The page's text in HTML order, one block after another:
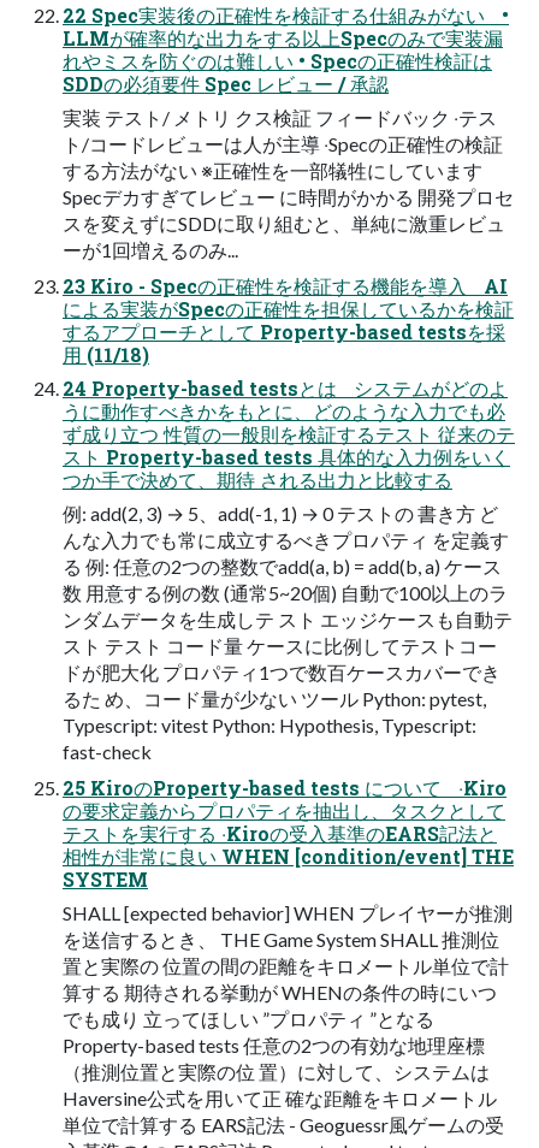
22 Spec実装後の正確性を検証する仕組みがない •
LLMが確率的な出⼒をする以上Specのみで実装漏
れやミスを防ぐのは難しい • Specの正確性検証は
SDDの必須要件 Spec レビュー / 承認
実装 テスト/ メトリ クス検証 フィードバック ‧テス
ト/コードレビューは⼈が主導 ‧Specの正確性の検証
する⽅法がない ※正確性を⼀部犠牲にしています
Specデカすぎてレビュー に時間がかかる 開発プロセ
スを変えずにSDDに取り組むと、単純に激重レビュ
ーが1回増えるのみ...
23 Kiro - Specの正確性を検証する機能を導入 AI
による実装がSpecの正確性を担保しているかを検証
するアプローチとして Property-based testsを採
⽤ (11/18)
24 Property-based testsとは システムがどのよ
うに動作すべきかをもとに、どのような⼊⼒でも必
ず成り⽴つ 性質の⼀般則を検証するテスト 従来のテ
スト Property-based tests 具体的な⼊⼒例をいく
つか⼿で決めて、期待 される出⼒と⽐較する
例: add(2, 3) → 5、add(-1, 1) → 0 テストの 書き⽅ ど
んな⼊⼒でも常に成⽴するべきプロパティ を定義す
る 例: 任意の2つの整数でadd(a, b) = add(b, a) ケース
数 ⽤意する例の数 (通常5~20個) ⾃動で100以上のラ
ンダムデータを⽣成しテ スト エッジケースも⾃動テ
スト テスト コード量 ケースに⽐例してテストコー
ドが肥⼤化 プロパティ1つで数百ケースカバーでき
るた め、コード量が少ない ツール Python: pytest,
Typescript: vitest Python: Hypothesis, Typescript:
fast-check
25 KiroのProperty-based tests について ‧Kiro
の要求定義からプロパティを抽出し、タスクとして
テストを実⾏する ‧Kiroの受⼊基準のEARS記法と
相性が⾮常に良い WHEN [condition/event] THE
SYSTEM
SHALL [expected behavior] WHEN プレイヤーが推測
を送信するとき、 THE Game System SHALL 推測位
置と実際の 位置の間の距離をキロメートル単位で計
算する 期待される挙動が WHENの条件の時にいつ
でも成り 立ってほしい ”プロパティ ”となる
Property-based tests 任意の2つの有効な地理座標
（推測位置と実際の位 置）に対して、システムは
Haversine公式を用いて正 確な距離をキロメートル
単位で計算する EARS記法 - Geoguessr⾵ゲームの受